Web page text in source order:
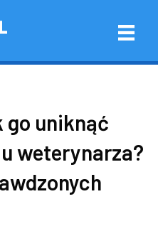
go uniknąć
weterynarza?